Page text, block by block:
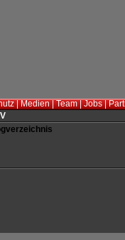
|Medien|Team|Jobs|